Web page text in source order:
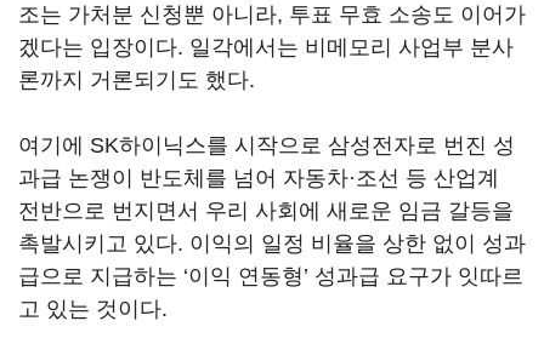
조는 가처분 신청뿐 아니라, 투표 무효 소송도 이어가
겠다는 입장이다. 일각에서는 비메모리 사업부 분사
론까지 거론되기도 했다.
여기에 SK하이닉스를 시작으로 삼성전자로 번진 성
과급 논쟁이 반도체를 넘어 자동차·조선 등 산업계
전반으로 번지면서 우리 사회에 새로운 임금 갈등을
촉발시키고 있다. 이익의 일정 비율을 상한 없이 성과
급으로 지급하는 ‘이익 연동형’ 성과급 요구가 잇따르
고 있는 것이다.